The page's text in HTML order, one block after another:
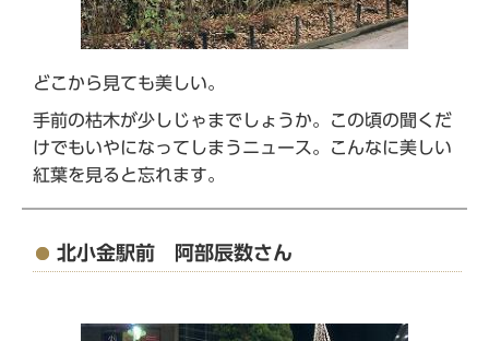
どこから見ても美しい。
手前の枯木が少しじゃまでしょうか。この頃の聞くだ
けでもいやになってしまうニュース。こんなに美しい
紅葉を見ると忘れます。
北小金駅前 阿部辰数さん